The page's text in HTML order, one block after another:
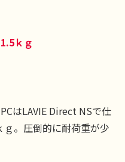
1.5ｋｇ
はLAVIE Direct NSで仕
。圧倒的に耐荷重が少